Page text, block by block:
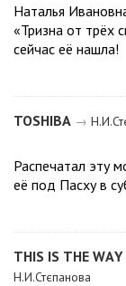
Наталья
«Тризна от трёх
сейчас её нашла!
ТОЅНІВА →
Распечатал эту
её под Пасху в
ТНІЅ ІЅ ТНЕ ԜАҮ
Н.И.Стєпанова